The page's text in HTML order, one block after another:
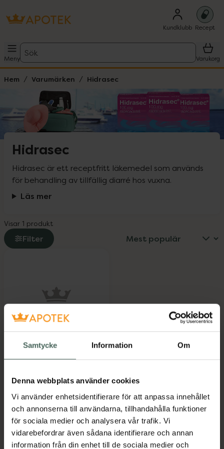
Samtycke Information Om
Denna webbplats använder cookies
Vi använder enhetsidentifierare för att anpassa innehållet
och annonserna till användarna, tillhandahålla funktioner
för sociala medier och analysera vår trafik. Vi
vidarebefordrar även sådana identifierare och annan
information från din enhet till de sociala medier och
Kundklubb Recept
Meny
Sök
Varukorg
Hem Varumärken Hidrasec
Hidrasec
Hidrasec är ett receptfritt läkemedel som används
för behandling av tillfällig diarré hos vuxna.
Läs mer
Visar 1 produkt
Filter
Racekadotril, Kapsel,
Pris online
KöpHidrasec 100 mg, 93 kr.